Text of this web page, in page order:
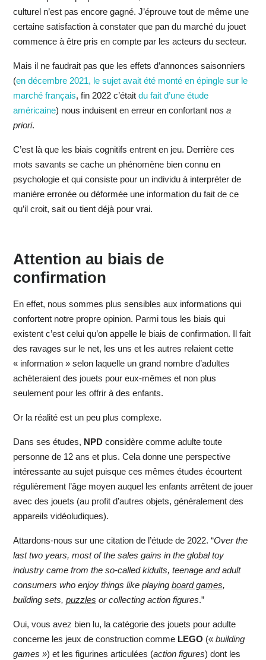
culturel n’est pas encore gagné. J’éprouve tout de même une
certaine satisfaction à constater que pan du marché du jouet
commence à être pris en compte par les acteurs du secteur.
Mais il ne faudrait pas que les effets d’annonces saisonniers
(en décembre 2021, le sujet avait été monté en épingle sur le
marché français, fin 2022 c’était du fait d’une étude
américaine) nous induisent en erreur en confortant nos a
priori.
C’est là que les biais cognitifs entrent en jeu. Derrière ces
mots savants se cache un phénomène bien connu en
psychologie et qui consiste pour un individu à interpréter de
manière erronée ou déformée une information du fait de ce
qu’il croit, sait ou tient déjà pour vrai.
Attention au biais de
confirmation
En effet, nous sommes plus sensibles aux informations qui
confortent notre propre opinion. Parmi tous les biais qui
existent c’est celui qu’on appelle le biais de confirmation. Il fait
des ravages sur le net, les uns et les autres relaient cette
« information » selon laquelle un grand nombre d’adultes
achèteraient des jouets pour eux-mêmes et non plus
seulement pour les offrir à des enfants.
Or la réalité est un peu plus complexe.
Dans ses études, NPDconsidère comme adulte toute
personne de 12 ans et plus. Cela donne une perspective
intéressante au sujet puisque ces mêmes études écourtent
régulièrement l’âge moyen auquel les enfants arrêtent de jouer
avec des jouets (au profit d’autres objets, généralement des
appareils vidéoludiques).
Attardons-nous sur une citation de l’étude de 2022. “Over the
last two years, most of the sales gains in the global toy
industry came from the so-called kidults, teenage and adult
consumers who enjoy things like playing board games,
building sets, puzzles or collecting action figures.”
Oui, vous avez bien lu, la catégorie des jouets pour adulte
concerne les jeux de construction comme LEGO (« building
games ») et les figurines articulées (action figures) dont les